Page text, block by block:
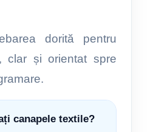
dorită pentru
clar și orientat spre
canapele textile?